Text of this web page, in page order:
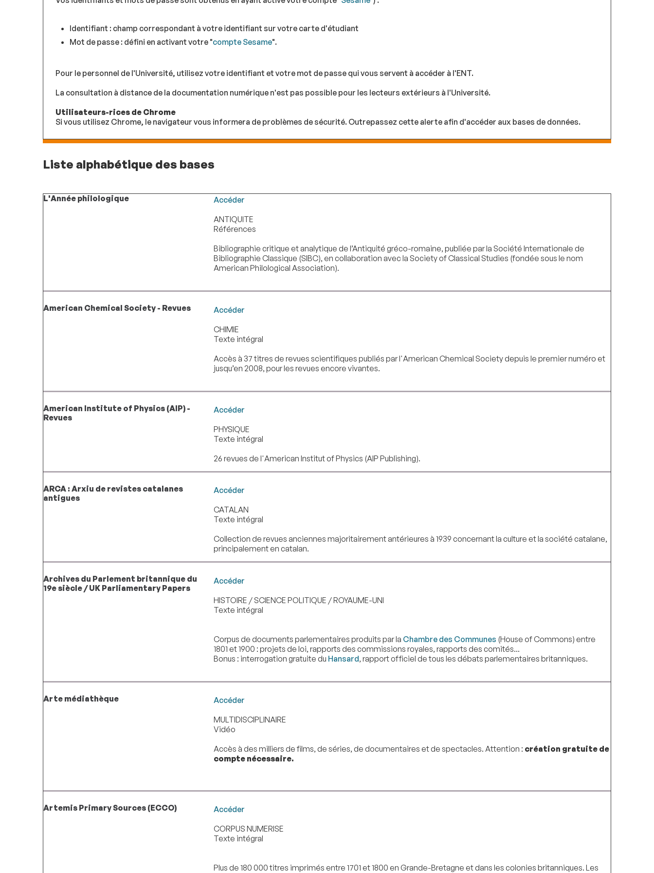
Identifiant : champ correspondant à votre identifiant sur votre carte d'étudiant
Mot de passe : défini en activant votre "compte Sesame".
Pour le personnel de l'Université, utilisez votre identifiant et votre mot de passe qui vous servent à accéder à l'ENT.
La consultation à distance de la documentation numérique n'est pas possible pour les lecteurs extérieurs à l'Université.
Utilisateurs-rices de Chrome
Si vous utilisez Chrome, le navigateur vous informera de problèmes de sécurité. Outrepassez cette alerte afin d'accéder aux bases de données.
Liste alphabétique des bases
L'Année philologique
Accéder
ANTIQUITE
Références
Bibliographie critique et analytique de l’Antiquité gréco-romaine, publiée par la Société Internationale de
Bibliographie Classique (SIBC), en collaboration avec la Society of Classical Studies (fondée sous le nom
American Philological Association).
American Chemical Society - Revues
Accéder
CHIMIE
Texte intégral
Accès à 37 titres de revues scientifiques publiés par l'American Chemical Society depuis le premier numéro et
jusqu’en 2008, pour les revues encore vivantes.
American Institute of Physics (AIP) -
Revues
Accéder
PHYSIQUE
Texte intégral
26 revues de l'American Institut of Physics (AIP Publishing).
ARCA : Arxiu de revistes catalanes
antigues
Accéder
CATALAN
Texte intégral
Collection de revues anciennes majoritairement antérieures à 1939 concernant la culture et la société catalane,
principalement en catalan.
Archives du Parlement britannique du
19e siècle / UK Parliamentary Papers
Accéder
HISTOIRE / SCIENCE POLITIQUE / ROYAUME-UNI
Texte intégral
Corpus de documents parlementaires produits par la Chambre des Communes (House of Commons) entre
1801 et 1900 : projets de loi, rapports des commissions royales, rapports des comités...
Bonus : interrogation gratuite du Hansard, rapport officiel de tous les débats parlementaires britanniques.
Arte médiathèque
Accéder
MULTIDISCIPLINAIRE
Vidéo
Accès à des milliers de films, de séries, de documentaires et de spectacles. Attention : création gratuite de
compte nécessaire.
Artemis Primary Sources (ECCO)
Accéder
CORPUS NUMERISE
Texte intégral
Plus de 180 000 titres imprimés entre 1701 et 1800 en Grande-Bretagne et dans les colonies britanniques. Les